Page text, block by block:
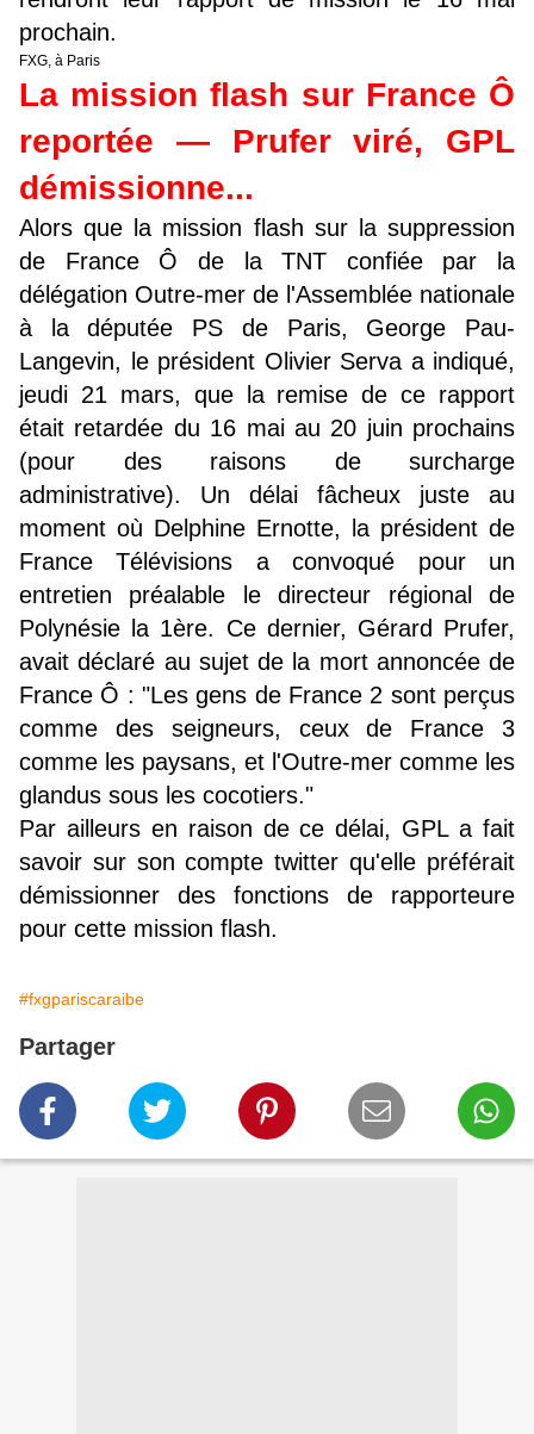
prochain.
FXG, à Paris
La mission flash sur France Ô
reportée — Prufer viré, GPL
démissionne...
Alors que la mission flash sur la suppression
de France Ô de la TNT confiée par la
délégation Outre-mer de l'Assemblée nationale
à la députée PS de Paris, George Pau-
Langevin, le président Olivier Serva a indiqué,
jeudi 21 mars, que la remise de ce rapport
était retardée du 16 mai au 20 juin prochains
(pour des raisons de surcharge
administrative). Un délai fâcheux juste au
moment où Delphine Ernotte, la président de
France Télévisions a convoqué pour un
entretien préalable le directeur régional de
Polynésie la 1ère. Ce dernier, Gérard Prufer,
avait déclaré au sujet de la mort annoncée de
France Ô : "Les gens de France 2 sont perçus
comme des seigneurs, ceux de France 3
comme les paysans, et l'Outre-mer comme les
glandus sous les cocotiers."
Par ailleurs en raison de ce délai, GPL a fait
savoir sur son compte twitter qu'elle préférait
démissionner des fonctions de rapporteure
pour cette mission flash.
#fxgpariscaraibe
Partager